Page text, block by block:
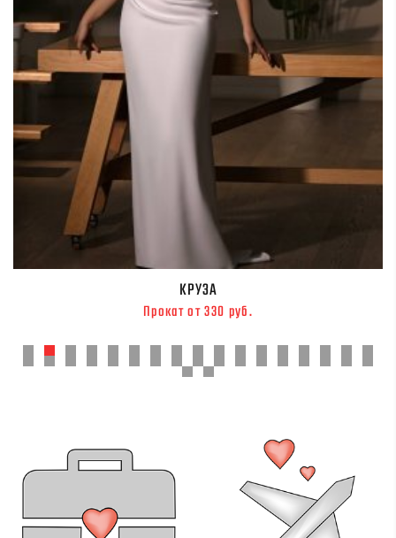
КРУЗА
Прокат от 330 руб.